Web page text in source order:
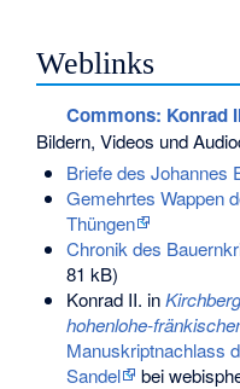
Weblinks
Commons: Konrad
Bildern, Videos und
Briefe des Johannes
Gemehrtes Wappen
Thüngen
Chronik des
81 kB)
Konrad II. in
hohenlohe-
Manuskriptnachlass
Sandel
bei